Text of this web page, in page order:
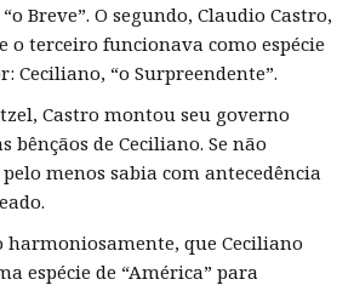
Breve”. O segundo, Claudio Castro,
o terceiro funcionava como espécie
Ceciliano, “o Surpreendente”.
Castro montou seu governo
bênçãos de Ceciliano. Se não
menos sabia com antecedência
harmoniosamente, que Ceciliano
espécie de “América” para